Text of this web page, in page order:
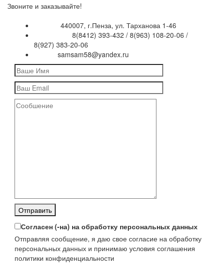
Звоните и заказывайте!
440007, г.Пенза, ул. Тарханова 1-46
8(8412) 393-432 / 8(963) 108-20-06 /
8(927) 383-20-06
samsam58@yandex.ru
Согласен (-на) на обработку персональных данных
Отправляя сообщение, я даю свое согласие на обработку
персональных данных и принимаю условия соглашения
политики конфиденциальности